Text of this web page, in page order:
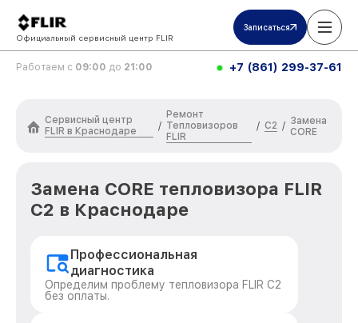
Официальный сервисный центр FLIR
Записаться
Работаем с 09:00 до 21:00 +7 (861) 299-37-61
Сервисный центр
FLIR в Краснодаре
/
Ремонт
Тепловизоров
FLIR
/ C2 / Замена
CORE
Замена CORE тепловизора FLIR
C2 в Краснодаре
Профессиональная
диагностика
Определим проблему тепловизора FLIR C2
без оплаты.